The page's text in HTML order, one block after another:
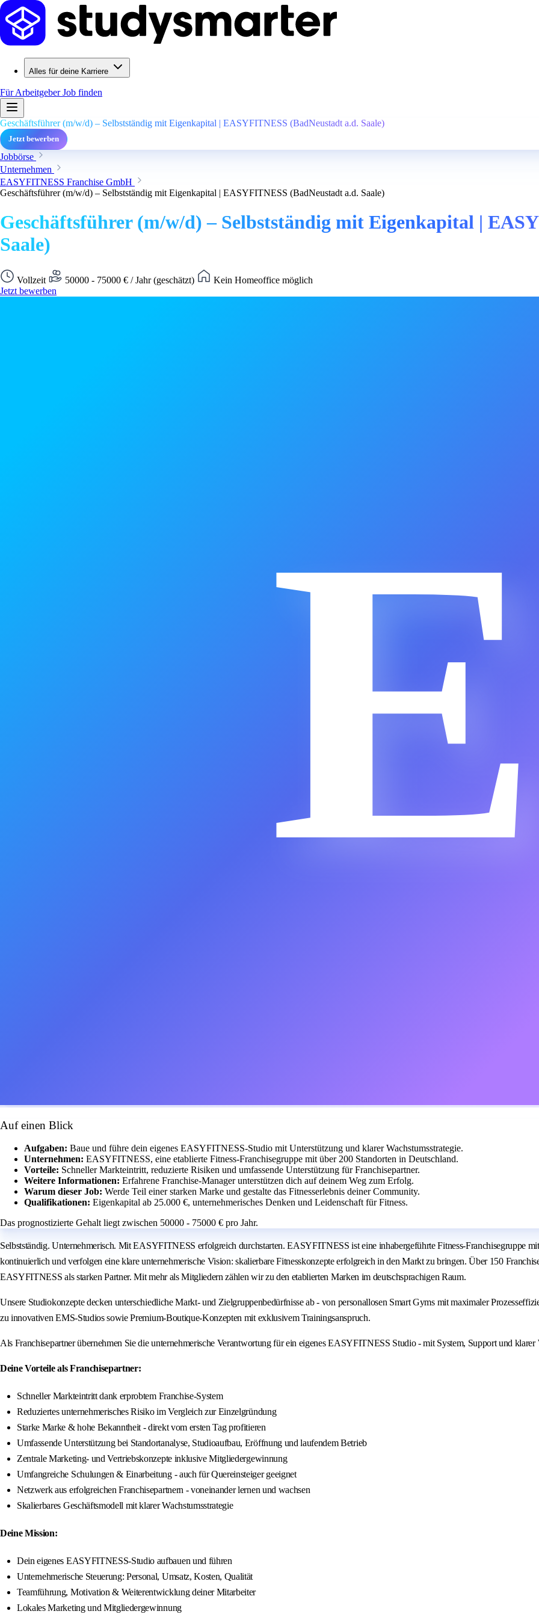
Alles für deine Karriere
Für ArbeitgeberJob finden
Geschäftsführer (m/w/d) – Selbstständig mit Eigenkapital | EASYFITNESS (BadNeustadt a.d. Saale)
Jetzt bewerben
Jobbörse
Unternehmen
EASYFITNESS Franchise GmbH
Geschäftsführer (m/w/d) – Selbstständig mit Eigenkapital | EASYFITNESS (BadNeustadt a.d. Saale)
Geschäftsführer (m/w/d) – Selbstständig mit Eigenkapital |
Saale)
Vollzeit 50000 - 75000 € / Jahr (geschätzt)
Kein Homeoffice möglich
Jetzt bewerben
E
Auf einen Blick
Aufgaben: Baue und führe dein eigenes EASYFITNESS-Studio mit Unterstützung und klarer Wachstumsstrategie.
Unternehmen: EASYFITNESS, eine etablierte Fitness-Franchisegruppe mit über 200 Standorten in Deutschland.
Vorteile: Schneller Markteintritt, reduzierte Risiken und umfassende Unterstützung für Franchisepartner.
Weitere Informationen: Erfahrene Franchise-Manager unterstützen dich auf deinem Weg zum Erfolg.
Warum dieser Job: Werde Teil einer starken Marke und gestalte das Fitnesserlebnis deiner Community.
Qualifikationen: Eigenkapital ab 25.000 €, unternehmerisches Denken und Leidenschaft für Fitness.
Das prognostizierte Gehalt liegt zwischen 50000 - 75000 € pro Jahr.
Selbstständig. Unternehmerisch. Mit EASYFITNESS erfolgreich durchstarten. EASYFITNESS ist eine inhabergeführte Fitness-Franchisegruppe
kontinuierlich und verfolgen eine klare unternehmerische Vision: skalierbare Fitnesskonzepte erfolgreich in den Markt zu bringen. Über 150
EASYFITNESS als starken Partner. Mit mehr als Mitgliedern zählen wir zu den etablierten Marken im deutschsprachigen Raum.
Unsere Studiokonzepte decken unterschiedliche Markt- und Zielgruppenbedürfnisse ab - von personallosen Smart Gyms mit maximaler
zu innovativen EMS-Studios sowie Premium-Boutique-Konzepten mit exklusivem Trainingsanspruch.
Als Franchisepartner übernehmen Sie die unternehmerische Verantwortung für ein eigenes EASYFITNESS Studio - mit System, Support und klarer
Deine Vorteile als Franchisepartner:
Schneller Markteintritt dank erprobtem Franchise-System
Reduziertes unternehmerisches Risiko im Vergleich zur Einzelgründung
Starke Marke & hohe Bekanntheit - direkt vom ersten Tag profitieren
Umfassende Unterstützung bei Standortanalyse, Studioaufbau, Eröffnung und laufendem Betrieb
Zentrale Marketing- und Vertriebskonzepte inklusive Mitgliedergewinnung
Umfangreiche Schulungen & Einarbeitung - auch für Quereinsteiger geeignet
Netzwerk aus erfolgreichen Franchisepartnern - voneinander lernen und wachsen
Skalierbares Geschäftsmodell mit klarer Wachstumsstrategie
Deine Mission:
Dein eigenes EASYFITNESS-Studio aufbauen und führen
Unternehmerische Steuerung: Personal, Umsatz, Kosten, Qualität
Teamführung, Motivation & Weiterentwicklung deiner Mitarbeiter
Lokales Marketing und Mitgliedergewinnung